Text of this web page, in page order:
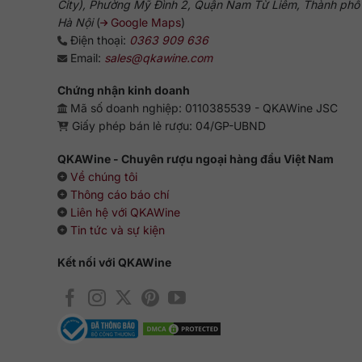
City), Phường Mỹ Đình 2, Quận Nam Từ Liêm, Thành phố
Hà Nội( Google Maps)
Điện thoại: 0363 909 636
Email: sales@qkawine.com
Chứng nhận kinh doanh
Mã số doanh nghiệp: 0110385539 - QKAWine JSC
Giấy phép bán lẻ rượu: 04/GP-UBND
QKAWine - Chuyên rượu ngoại hàng đầu Việt Nam
Về chúng tôi
Thông cáo báo chí
Liên hệ với QKAWine
Tin tức và sự kiện
Kết nối với QKAWine